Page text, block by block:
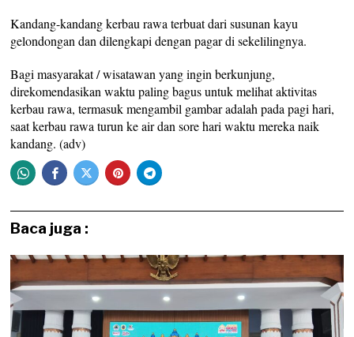
Kandang-kandang kerbau rawa terbuat dari susunan kayu
gelondongan dan dilengkapi dengan pagar di sekelilingnya.
Bagi masyarakat / wisatawan yang ingin berkunjung,
direkomendasikan waktu paling bagus untuk melihat aktivitas
kerbau rawa, termasuk mengambil gambar adalah pada pagi hari,
saat kerbau rawa turun ke air dan sore hari waktu mereka naik
kandang. (adv)
Baca juga :